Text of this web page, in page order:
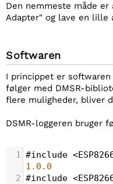
Den nemmeste måde er
Adapter" og lave en lille
Softwaren
I princippet er
følger med DMSR-
flere muligheder, bliver
DSMR-loggeren bruger
1 #include <
1.0.0
2 #include <